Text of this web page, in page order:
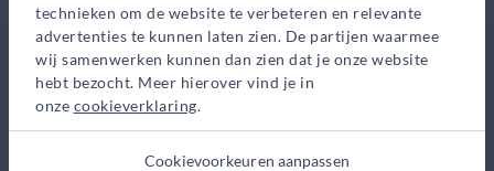
technieken om de website te verbeteren en relevante
advertenties te kunnen laten zien. De partijen waarmee
wij samenwerken kunnen dan zien dat je onze website
hebt bezocht. Meer hierover vind je in
onze cookieverklaring.
Cookievoorkeuren aanpassen